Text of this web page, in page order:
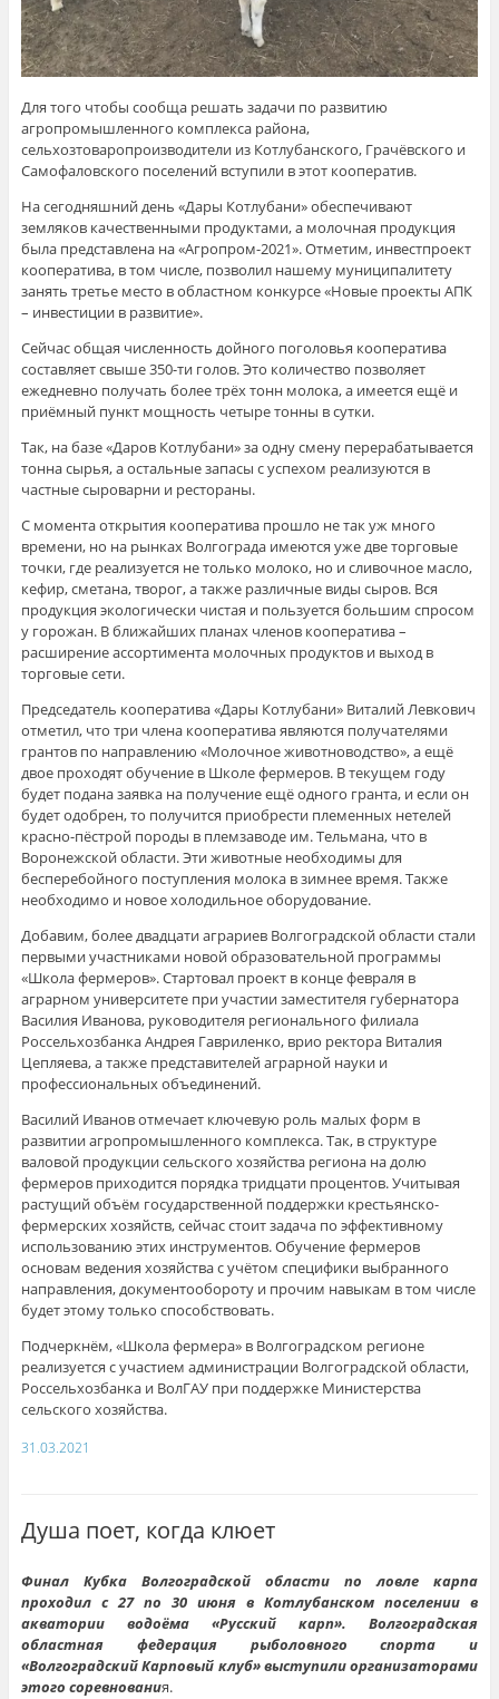
Для того чтобы сообща решать задачи по развитию
агропромышленного комплекса района,
сельхозтоваропроизводители из Котлубанского, Грачёвского и
Самофаловского поселений вступили в этот кооператив.
На сегодняшний день «Дары Котлубани» обеспечивают
земляков качественными продуктами, а молочная продукция
была представлена на «Агропром-2021». Отметим, инвестпроект
кооператива, в том числе, позволил нашему муниципалитету
занять третье место в областном конкурсе «Новые проекты АПК
– инвестиции в развитие».
Сейчас общая численность дойного поголовья кооператива
составляет свыше 350-ти голов. Это количество позволяет
ежедневно получать более трёх тонн молока, а имеется ещё и
приёмный пункт мощность четыре тонны в сутки.
Так, на базе «Даров Котлубани» за одну смену перерабатывается
тонна сырья, а остальные запасы с успехом реализуются в
частные сыроварни и рестораны.
С момента открытия кооператива прошло не так уж много
времени, но на рынках Волгограда имеются уже две торговые
точки, где реализуется не только молоко, но и сливочное масло,
кефир, сметана, творог, а также различные виды сыров. Вся
продукция экологически чистая и пользуется большим спросом
у горожан. В ближайших планах членов кооператива –
расширение ассортимента молочных продуктов и выход в
торговые сети.
Председатель кооператива «Дары Котлубани» Виталий Левкович
отметил, что три члена кооператива являются получателями
грантов по направлению «Молочное животноводство», а ещё
двое проходят обучение в Школе фермеров. В текущем году
будет подана заявка на получение ещё одного гранта, и если он
будет одобрен, то получится приобрести племенных нетелей
красно-пёстрой породы в племзаводе им. Тельмана, что в
Воронежской области. Эти животные необходимы для
бесперебойного поступления молока в зимнее время. Также
необходимо и новое холодильное оборудование.
Добавим, более двадцати аграриев Волгоградской области стали
первыми участниками новой образовательной программы
«Школа фермеров». Стартовал проект в конце февраля в
аграрном университете при участии заместителя губернатора
Василия Иванова, руководителя регионального филиала
Россельхозбанка Андрея Гавриленко, врио ректора Виталия
Цепляева, а также представителей аграрной науки и
профессиональных объединений.
Василий Иванов отмечает ключевую роль малых форм в
развитии агропромышленного комплекса. Так, в структуре
валовой продукции сельского хозяйства региона на долю
фермеров приходится порядка тридцати процентов. Учитывая
растущий объём государственной поддержки крестьянско-
фермерских хозяйств, сейчас стоит задача по эффективному
использованию этих инструментов. Обучение фермеров
основам ведения хозяйства с учётом специфики выбранного
направления, документообороту и прочим навыкам в том числе
будет этому только способствовать.
Подчеркнём, «Школа фермера» в Волгоградском регионе
реализуется с участием администрации Волгоградской области,
Россельхозбанка и ВолГАУ при поддержке Министерства
сельского хозяйства.
31.03.2021
Душа поет, когда клюет
Финал Кубка Волгоградской области по ловле карпа
проходил с 27 по 30 июня в Котлубанском поселении в
акватории водоёма «Русский карп». Волгоградская
областная федерация рыболовного спорта и
«Волгоградский Карповый клуб» выступили организаторами
этого соревнования.